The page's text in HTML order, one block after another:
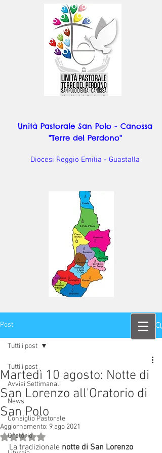
Unità Pastorale San Polo - Canossa
"Terre del Perdono"
Diocesi Reggio Emilia - Guastalla
Post
Tutti i post
Avvisi Settimanali
News
Consiglio Pastorale
Oratorio
Tutti i post
Martedì 10 agosto: Notte di
San Lorenzo all'Oratorio di
San Polo
Aggiornamento: 9 ago 2021
Valutazione NaN stelle su 5.
La tradizionale notte di San Lorenzo